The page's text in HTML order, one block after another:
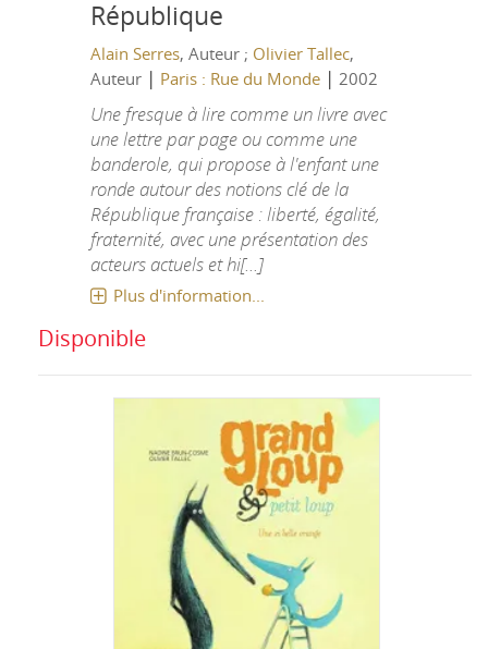
République
Alain Serres, Auteur ; Olivier Tallec,
Auteur | Paris : Rue du Monde| 2002
Une fresque à lire comme un livre avec
une lettre par page ou comme une
banderole, qui propose à l'enfant une
ronde autour des notions clé de la
République française : liberté, égalité,
fraternité, avec une présentation des
acteurs actuels et hi[...]
Plus d'information...
Disponible